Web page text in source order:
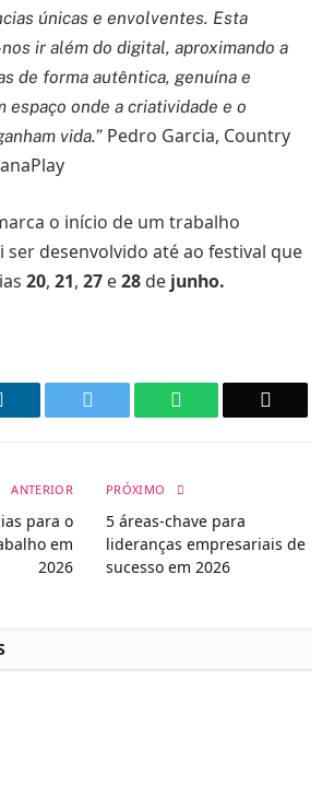
únicas e envolventes. Esta
ir além do digital, aproximando a
de forma autêntica, genuína e
espaço onde a criatividade e o
vida.” Pedro Garcia, Country
o início de um trabalho
ser desenvolvido até ao festival que
20, 21, 27 e28 de junho.
WhatsApp
ANTERIOR
para o
em
2026
PRÓXIMO
5 áreas-chave para
lideranças empresariais de
sucesso em 2026